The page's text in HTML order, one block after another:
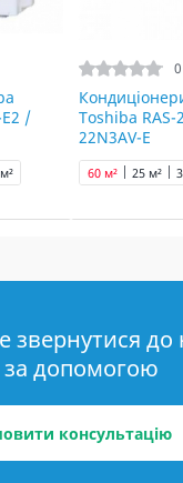
/
Toshiba RAS-
22N3AV-E
25 м²
60 м²
звернутися
за допомогою
консультацію